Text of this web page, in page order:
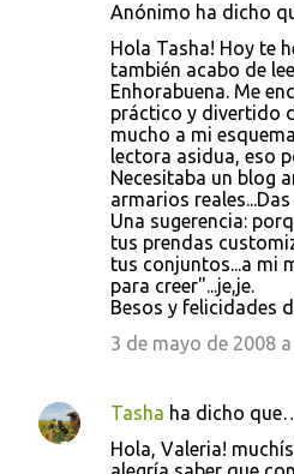
Anónimo ha dicho
Hola Tasha! Hoy te
también acabo de
Enhorabuena. Me
práctico y divertido
mucho a mi
lectora asidua, eso
Necesitaba un blog
armarios
Una sugerencia:
tus prendas
tus conjuntos...a mi
para creer"...je,je.
Besos y felicidades
3 de mayo de 2008
Tasha ha dicho
Hola, Valeria!